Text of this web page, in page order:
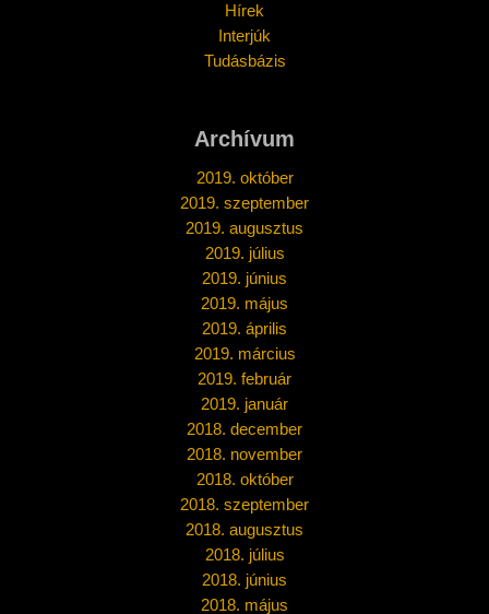
Hírek
Interjúk
Tudásbázis
Archívum
2019. október
2019. szeptember
2019. augusztus
2019. július
2019. június
2019. május
2019. április
2019. március
2019. február
2019. január
2018. december
2018. november
2018. október
2018. szeptember
2018. augusztus
2018. július
2018. június
2018. május